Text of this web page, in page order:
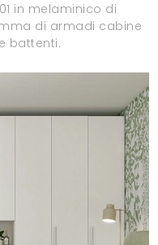
in melaminico di
di armadi cabine
battenti.